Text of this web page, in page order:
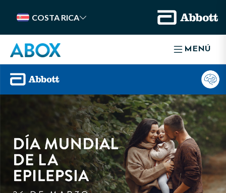
COSTA RICA
MENÚ